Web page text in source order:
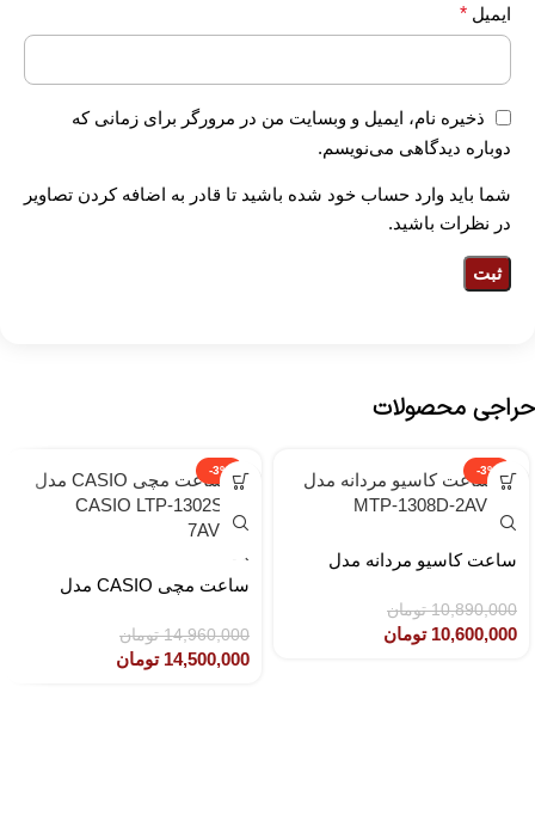
ایمیل *
ذخیره نام، ایمیل و وبسایت من در مرورگر برای زمانی که
دوباره دیدگاهی می‌نویسم.
شما باید وارد حساب خود شده باشید تا قادر به اضافه کردن تصاویر
در نظرات باشید.
حراجی محصولات
-3%
ساعت کاسیو مردانه مدل
10,890,000 تومان
10,600,000 تومان
-3%
ساعت مچی CASIO مدل
14,960,000 تومان
14,500,000 تومان